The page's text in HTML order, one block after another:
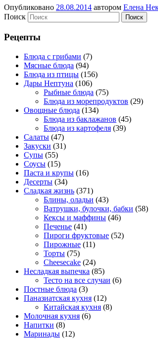
Опубликовано 28.08.2014 автором Елена
Поиск
Рецепты
Блюда с грибами (7)
Мясные блюда (94)
Блюда из птицы (156)
Дары Нептуна (106)
Рыбные блюда (75)
Блюда из морепродуктов (29)
Овощные блюда (134)
Блюда из баклажанов (45)
Блюда из картофеля (39)
Салаты (47)
Закуски (31)
Супы (55)
Соусы (15)
Паста и крупы (16)
Десерты (34)
Сладкая жизнь (371)
Блины, оладьи (43)
Ватрушки, булочки, бабки (58)
Кексы и маффины (46)
Печенье (41)
Пироги фруктовые (52)
Пирожные (11)
Торты (75)
Cheesecake (24)
Несладкая выпечка (85)
Тесто на все случаи (6)
Постные блюда (3)
Паназиатская кухня (12)
Китайская кухня (8)
Молочная кухня (6)
Напитки (8)
Маринады (12)